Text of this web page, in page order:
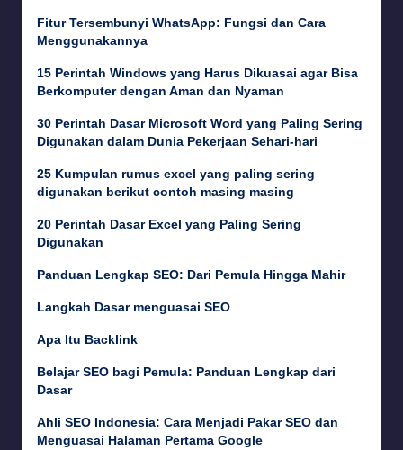
Fitur Tersembunyi WhatsApp: Fungsi dan Cara
Menggunakannya
15 Perintah Windows yang Harus Dikuasai agar Bisa
Berkomputer dengan Aman dan Nyaman
30 Perintah Dasar Microsoft Word yang Paling Sering
Digunakan dalam Dunia Pekerjaan Sehari-hari
25 Kumpulan rumus excel yang paling sering
digunakan berikut contoh masing masing
20 Perintah Dasar Excel yang Paling Sering
Digunakan
Panduan Lengkap SEO: Dari Pemula Hingga Mahir
Langkah Dasar menguasai SEO
Apa Itu Backlink
Belajar SEO bagi Pemula: Panduan Lengkap dari
Dasar
Ahli SEO Indonesia: Cara Menjadi Pakar SEO dan
Menguasai Halaman Pertama Google